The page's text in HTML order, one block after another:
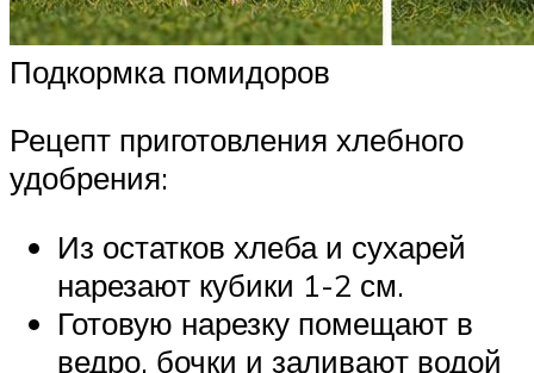
Подкормка помидоров
Рецепт приготовления хлебного
удобрения:
Из остатков хлеба и сухарей
нарезают кубики 1-2 см.
Готовую нарезку помещают в
ведро, бочки и заливают водой